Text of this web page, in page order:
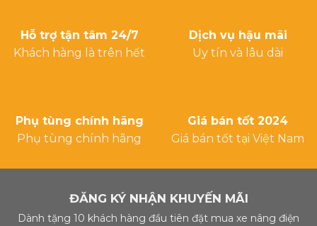
Hỗ trợ tận tâm 24/7
Khách hàng là trên hết
Dịch vụ hậu mãi
Uy tín và lâu dài
Phụ tùng chính hãng
Phụ tùng chính hãng
Giá bán tốt 2024
Giá bán tốt tại Việt Nam
ĐĂNG KÝ NHẬN KHUYẾN MÃI
Dành tặng 10 khách hàng đầu tiên đặt mua xe nâng điện